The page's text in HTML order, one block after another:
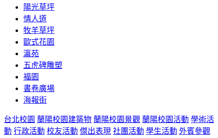
陽光草坪
情人道
牧羊草坪
歐式花園
瀛苑
五虎碑雕塑
福園
書卷廣場
海報街
台北校園 蘭陽校園建築物 蘭陽校園景觀 蘭陽校園活動 學術活
動 行政活動 校友活動 傑出表現 社團活動 學生活動 外賓參觀